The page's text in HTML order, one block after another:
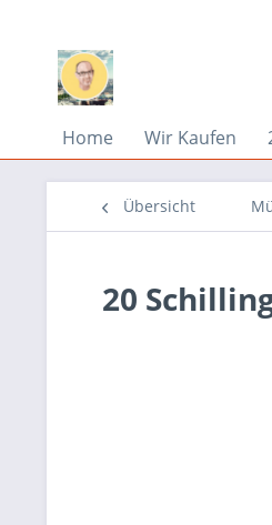
Home Wir Kaufen
Übersicht
20